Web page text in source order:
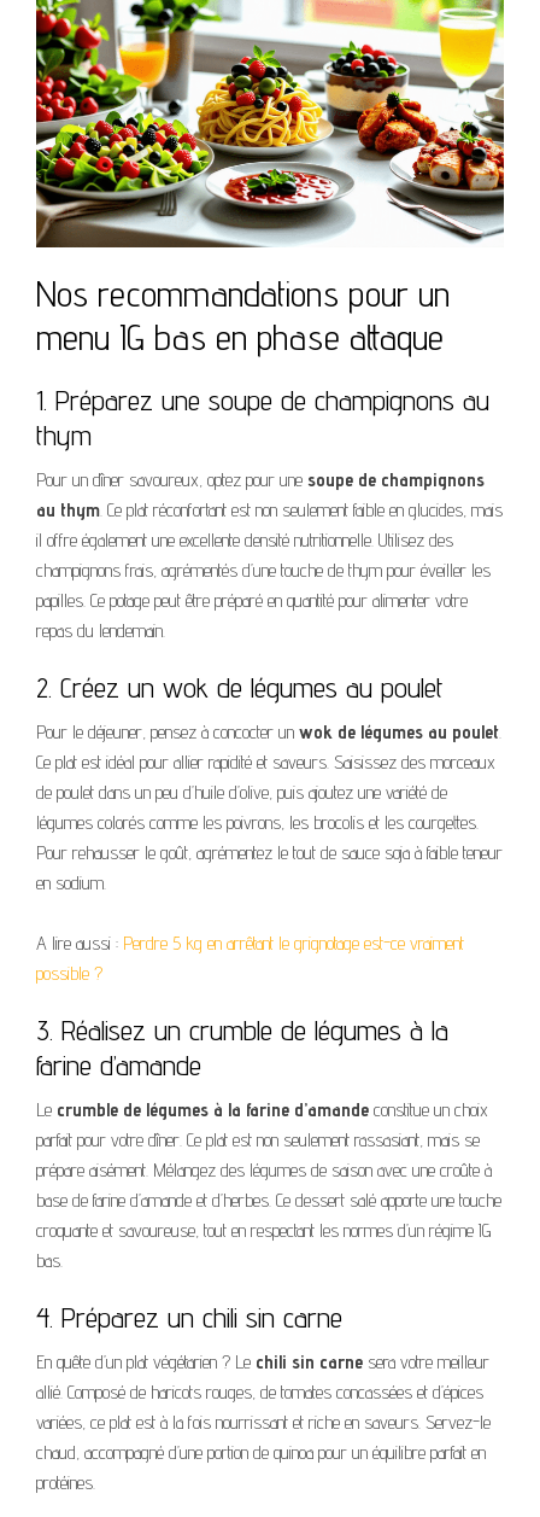
Nos recommandations pour un
menu IG bas en phase attaque
1. Préparez une soupe de champignons au
thym
Pour un dîner savoureux, optez pour une soupe de champignons
au thym. Ce plat réconfortant est non seulement faible en glucides, mais
il offre également une excellente densité nutritionnelle. Utilisez des
champignons frais, agrémentés d’une touche de thym pour éveiller les
papilles. Ce potage peut être préparé en quantité pour alimenter votre
repas du lendemain.
2. Créez un wok de légumes au poulet
Pour le déjeuner, pensez à concocter un wok de légumes au poulet.
Ce plat est idéal pour allier rapidité et saveurs. Saisissez des morceaux
de poulet dans un peu d’huile d’olive, puis ajoutez une variété de
légumes colorés comme les poivrons, les brocolis et les courgettes.
Pour rehausser le goût, agrémentez le tout de sauce soja à faible teneur
en sodium.
A lire aussi : Perdre 5 kg en arrêtant le grignotage est-ce vraiment
possible ?
3. Réalisez un crumble de légumes à la
farine d’amande
Le crumble de légumes à la farine d’amande constitue un choix
parfait pour votre dîner. Ce plat est non seulement rassasiant, mais se
prépare aisément. Mélangez des légumes de saison avec une croûte à
base de farine d’amande et d’herbes. Ce dessert salé apporte une touche
croquante et savoureuse, tout en respectant les normes d’un régime IG
bas.
4. Préparez un chili sin carne
En quête d’un plat végétarien ? Le chili sin carne sera votre meilleur
allié. Composé de haricots rouges, de tomates concassées et d’épices
variées, ce plat est à la fois nourrissant et riche en saveurs. Servez-le
chaud, accompagné d’une portion de quinoa pour un équilibre parfait en
protéines.